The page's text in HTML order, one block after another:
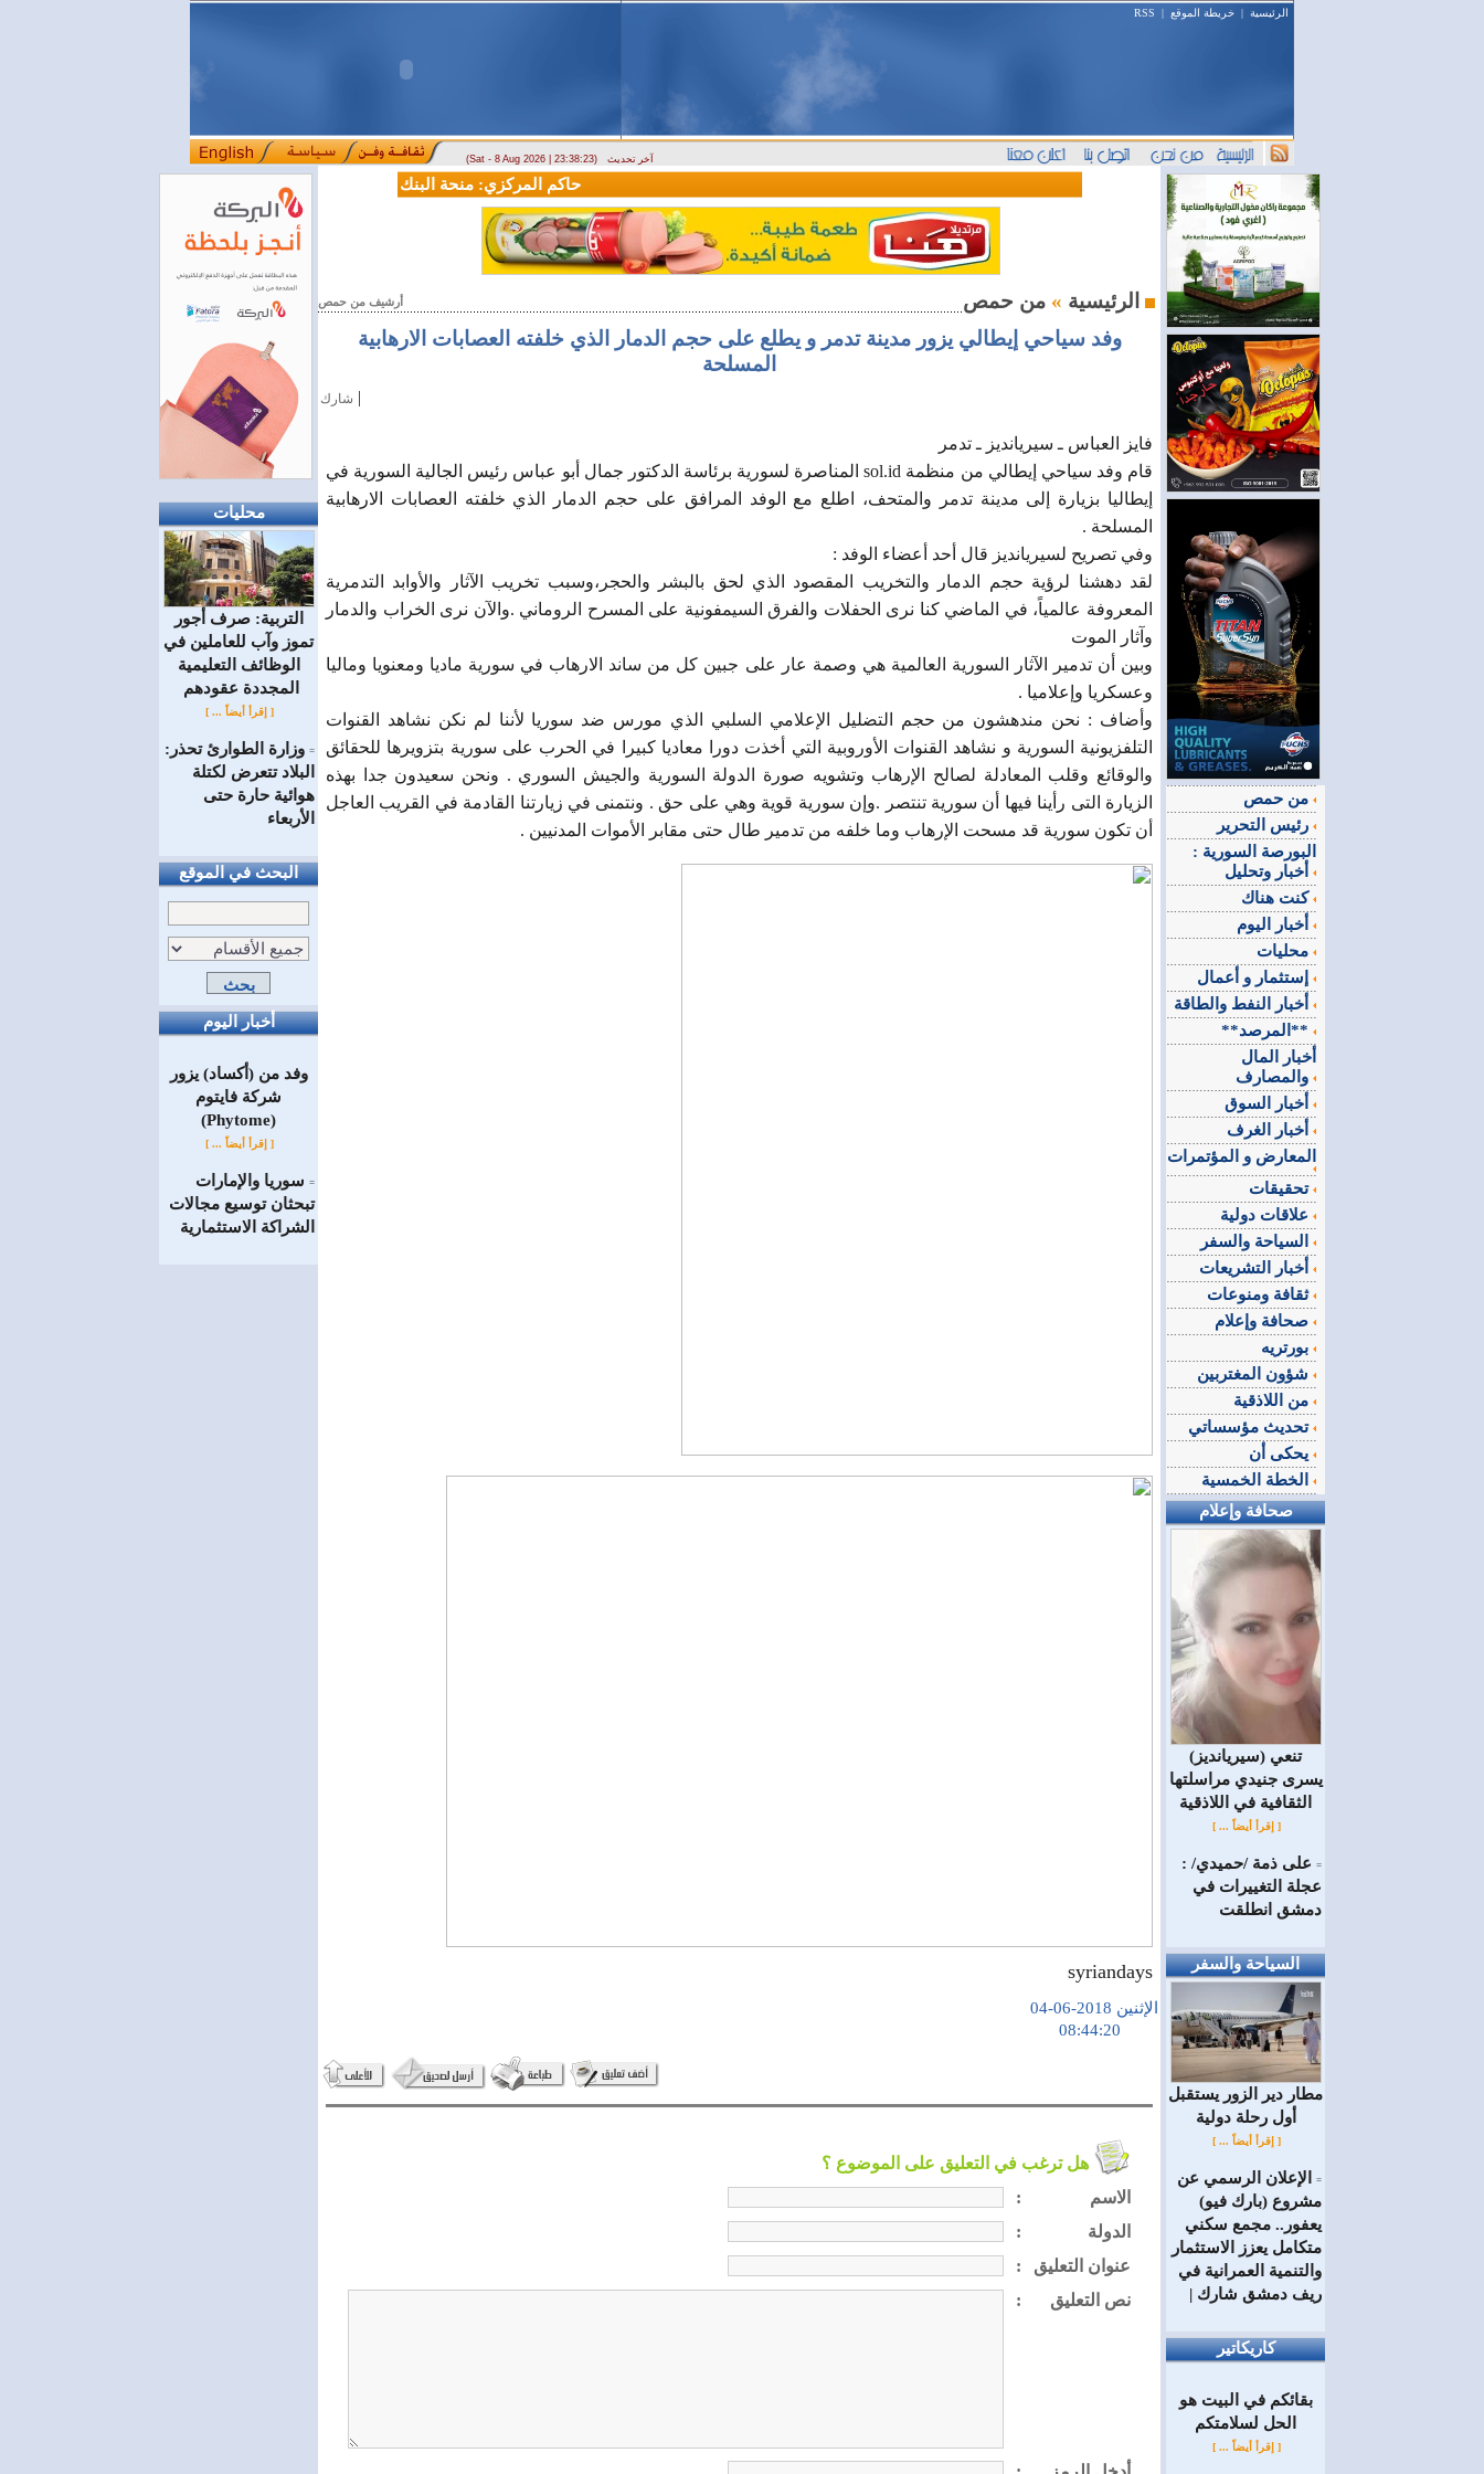
الرئيسية | خريطة الموقع |
RSS
(Sat - 8 Aug 2026 | 23:38:23) آخر تحديث
محليات
التربية: صرف أجور
تموز وآب للعاملين في
الوظائف ‏التعليمية
المجددة عقودهم ‏
[ إقرأ أيضاً ... ]
= وزارة الطوارئ تحذر:
البلاد تتعرض لكتلة
هوائية حارة حتى
الأربعاء
البحث في الموقع
أخبار اليوم
وفد من (أكساد) يزور
شركة فايتوم
(Phytome)
[ إقرأ أيضاً ... ]
= سوريا والإمارات
تبحثان توسيع مجالات
الشراكة الاستثمارية
حاكم المركزي: منحة البنك الدولي لسورية خطوة أساسية نحو بناء قطاع مالي حديث
أرشيف من حمص الرئيسية »
وفد سياحي إيطالي يزور مدينة تدمر و يطلع على حجم الدمار الذي خلفته العصابات الارهابية
المسلحة
شارك |
فايز العباس ـ سيريانديز ـ تدمر
قام وفد سياحي إيطالي من منظمة sol.id المناصرة لسورية برئاسة الدكتور جمال أبو عباس رئيس الجالية السورية في
إيطاليا بزيارة إلى مدينة تدمر والمتحف، اطلع مع الوفد المرافق على حجم الدمار الذي خلفته العصابات الارهابية
المسلحة .
وفي تصريح لسيريانديز قال أحد أعضاء الوفد :
لقد دهشنا لرؤية حجم الدمار والتخريب المقصود الذي لحق بالبشر والحجر،وسبب تخريب الآثار والأوابد التدمرية
المعروفة عالمياً، في الماضي كنا نرى الحفلات والفرق السيمفونية على المسرح الروماني .والآن نرى الخراب والدمار
وآثار الموت
وبين أن تدمير الآثار السورية العالمية هي وصمة عار على جبين كل من ساند الارهاب في سورية ماديا ومعنويا وماليا
وعسكريا وإعلاميا .
وأضاف : نحن مندهشون من حجم التضليل الإعلامي السلبي الذي مورس ضد سوريا لأننا لم نكن نشاهد القنوات
التلفزيونية السورية و نشاهد القنوات الأوروبية التي أخذت دورا معاديا كبيرا في الحرب على سورية بتزويرها للحقائق
والوقائع وقلب المعادلة لصالح الإرهاب وتشويه صورة الدولة السورية والجيش السوري . ونحن سعيدون جدا بهذه
الزيارة التى رأينا فيها أن سورية تنتصر .وإن سورية قوية وهي على حق . ونتمنى في زيارتنا القادمة في القريب العاجل
أن تكون سورية قد مسحت الإرهاب وما خلفه من تدمير طال حتى مقابر الأموات المدنيين .
syriandays
الإثنين 2018-06-04
:
الاسم
:
الدولة
:
عنوان التعليق
:
نص التعليق
البورصة السورية :
كنت هناك
**المرصد**
أخبار المال
المعارض و المؤتمرات
تحقيقات
ثقافة ومنوعات
تحديث مؤسساتي
صحافة وإعلام
(سيريانديز) تنعي
يسرى جنيدي مراسلتها
الثقافية في اللاذقية
[ إقرأ أيضاً ... ]
= على ذمة /حميدي/ :
عجلة التغييرات في
دمشق انطلقت
السياحة والسفر
مطار دير الزور يستقبل
أول رحلة دولية
[ إقرأ أيضاً ... ]
=
الإعلان الرسمي عن
مشروع (بارك فيو)
يعفور.. مجمع سكني
متكامل يعزز الاستثمار
والتنمية العمرانية في
ريف دمشق شارك |
كاريكاتير
بقائكم في البيت هو
الحل لسلامتكم
[ إقرأ أيضاً ... ]